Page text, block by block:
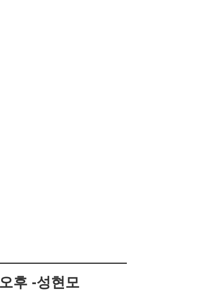
후 -성현모